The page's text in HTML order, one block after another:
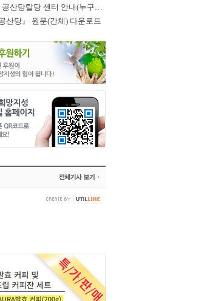
대기원 공산당탈당 센터 안내(누구나 쉽게 退黨, 退團, 退隊 가능)
공산당』 원문(간체) 다운로드